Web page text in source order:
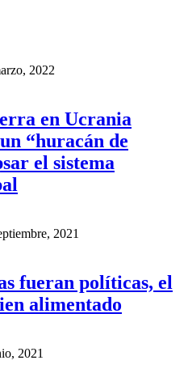
2022
en Ucrania
“huracán de
el sistema
2021
fueran políticas, el
alimentado
2021